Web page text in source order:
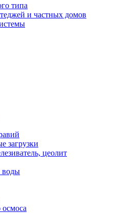
типа
и частных домов
загрузки
цеолит
воды